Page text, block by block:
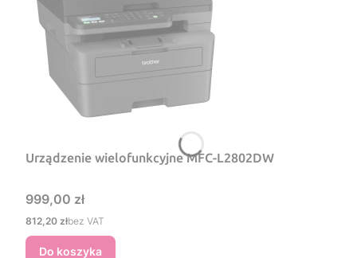
Urządzenie wielofunkcyjne MFC-L2802DW
Cena
999,00 zł
Cena
812,20 złbez VAT
Do koszyka